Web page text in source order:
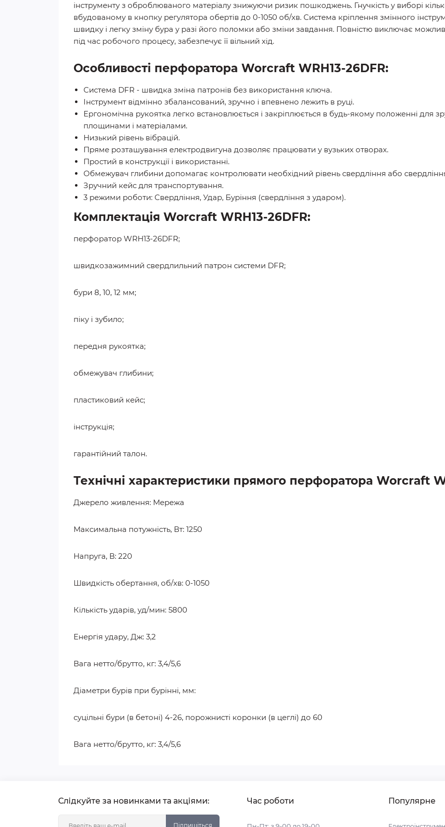
інструменту з оброблюваного матеріалу знижуючи ризик пошкоджень. Гнучкість у виборі
вбудованому в кнопку регулятора обертів до 0-1050 об/хв. Система кріплення змінного
швидку і легку зміну бура у разі його поломки або зміни завдання. Повністю виключає
під час робочого процесу, забезпечує її вільний хід.
Особливості перфоратора Worcraft WRH13-26DFR:
Система DFR - швидка зміна патронів без використання ключа.
Інструмент відмінно збалансований, зручно і впевнено лежить в руці.
Ергономічна рукоятка легко встановлюється і закріплюється в будь-якому положенні для
площинами і матеріалами.
Низький рівень вібрацій.
Пряме розташування електродвигуна дозволяє працювати у вузьких отворах.
Простий в конструкції і використанні.
Обмежувач глибини допомагає контролювати необхідний рівень свердління або
Зручний кейс для транспортування.
3 режими роботи: Свердління, Удар, Буріння (свердління з ударом).
Комплектація Worcraft WRH13-26DFR:
перфоратор WRH13-26DFR;
швидкозажимний свердлильний патрон системи DFR;
бури 8, 10, 12 мм;
піку і зубило;
передня рукоятка;
обмежувач глибини;
пластиковий кейс;
інструкція;
гарантійний талон.
Технічні характеристики прямого перфоратора Worcraft
Джерело живлення: Мережа
Максимальна потужність, Вт: 1250
Напруга, В: 220
Швидкість обертання, об/хв: 0-1050
Кількість ударів, уд/мин: 5800
Енергія удару, Дж: 3,2
Вага нетто/брутто, кг: 3,4/5,6
Діаметри бурів при бурінні, мм:
суцільні бури (в бетоні) 4-26, порожнисті коронки (в цеглі) до 60
Вага нетто/брутто, кг: 3,4/5,6
Слідкуйте за новинками та акціями:
Підпишіться
Час роботи Популярне